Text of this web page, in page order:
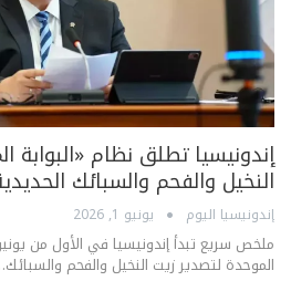
إندونيسيا تطلق نظام «البوابة
النخيل والفحم والسبائك
إندونيسيا اليوم يونيو 1, 2026
الموحدة لتصدير زيت النخيل والفحم